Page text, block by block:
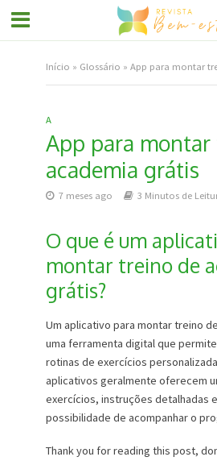
Início » Glossário » App para montar
A
App para
academia grátis
7 meses ago 3 Minutos de
O que é um
montar treino de
grátis?
Um aplicativo para montar treino
uma ferramenta digital que
rotinas de exercícios
aplicativos geralmente oferecem
exercícios, instruções detalhadas
possibilidade de acompanhar o
Thank you for reading this post,